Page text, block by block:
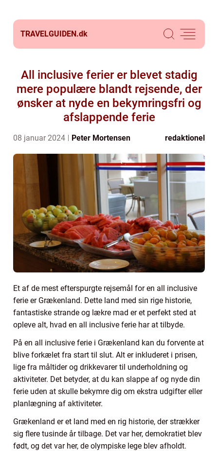
TRAVELGUIDEN.dk
All inclusive ferier er blevet stadig
mere populære blandt rejsende, der
ønsker at nyde en bekymringsfri og
afslappende ferie
08 januar 2024 Peter Mortensen redaktionel
Et af de mest efterspurgte rejsemål for en all inclusive
ferie er Grækenland. Dette land med sin rige historie,
fantastiske strande og lækre mad er et perfekt sted at
opleve alt, hvad en all inclusive ferie har at tilbyde.
På en all inclusive ferie i Grækenland kan du forvente at
blive forkælet fra start til slut. Alt er inkluderet i prisen,
lige fra måltider og drikkevarer til underholdning og
aktiviteter. Det betyder, at du kan slappe af og nyde din
ferie uden at skulle bekymre dig om ekstra udgifter eller
planlægning af aktiviteter.
Grækenland er et land med en rig historie, der strækker
sig flere tusinde år tilbage. Det var her, demokratiet blev
født, og det var her, de olympiske lege blev afholdt.